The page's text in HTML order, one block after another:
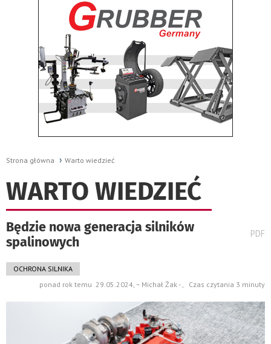
Strona główna Warto wiedzieć
WARTO WIEDZIEĆ
Będzie nowa generacja silników
spalinowych
PDF
OCHRONA SILNIKA
ponad rok temu 29.05.2024, ~ Michał Żak - , Czas czytania 3 minuty